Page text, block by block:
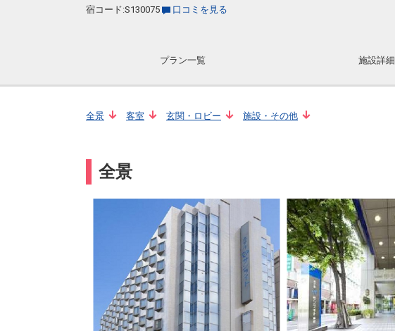
宿コード:S130075
口コミを見る
プラン一覧 施設詳細
全景 客室 玄関・ロビー 施設・その他
全景